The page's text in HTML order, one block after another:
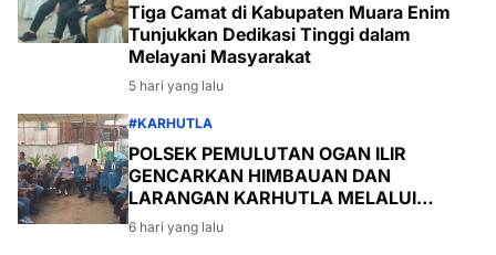
Tiga Camat di Kabupaten Muara Enim
Tunjukkan Dedikasi Tinggi dalam
Melayani Masyarakat
5 hari yang lalu
#KARHUTLA
POLSEK PEMULUTAN OGAN ILIR
GENCARKAN HIMBAUAN DAN
LARANGAN KARHUTLA MELALUI
PROGRAM TSKD (TOURING SAMBANG
KE DESA-DESA
6 hari yang lalu